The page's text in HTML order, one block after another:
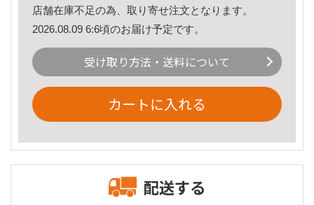
店舗在庫不足の為、取り寄せ注文となります。
2026.08.09 6:6頃のお届け予定です。
受け取り方法・送料について
カートに入れる
配送する